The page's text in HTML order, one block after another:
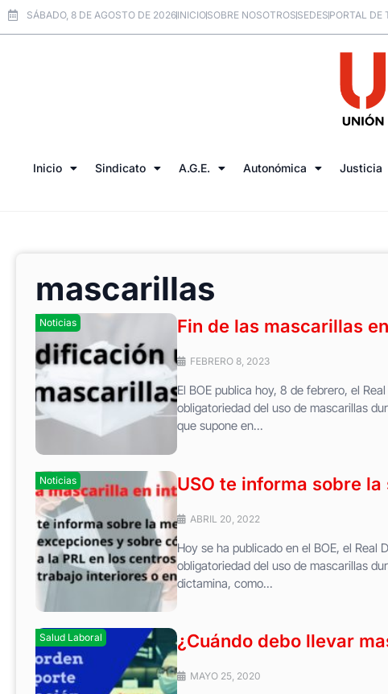
SÁBADO, 8 DE AGOSTO DE 2026INICIOSOBRE NOSOTROSSEDESPORTAL DE
Inicio Sindicato A.G.E. Autonómica Justicia
mascarillas
Noticias Fin de las mascarillas
FEBRERO 8, 2023
El BOE publica hoy, 8 de febrero, el
obligatoriedad del uso de mascarillas
que supone en...
Noticias USO te informa sobre
ABRIL 20, 2022
Hoy se ha publicado en el BOE, el Real
obligatoriedad del uso de mascarillas
dictamina, como...
Salud Laboral ¿Cuándo debo llevar
MAYO 25, 2020